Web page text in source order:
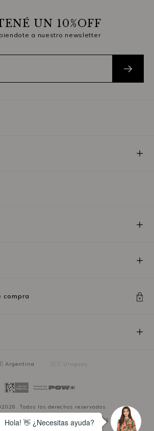
UN 10%OFF
a nuestro newsletter
compra
Argentina 🇺🇾 Uruguay
Todos los derechos reservados.
privacidad
Términos y condiciones